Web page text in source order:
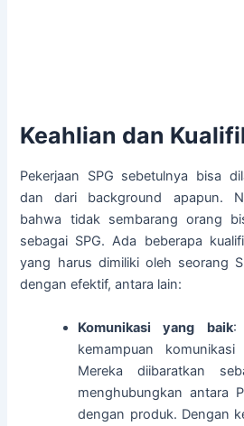
Keahlian dan
Pekerjaan SPG sebetulnya bisa
dan dari background apapun.
bahwa tidak sembarang orang
sebagai SPG. Ada beberapa
yang harus dimiliki oleh seorang
dengan efektif, antara lain:
Komunikasi yang baik:
kemampuan
Mereka diibaratkan
menghubungkan antara
dengan produk. Dengan